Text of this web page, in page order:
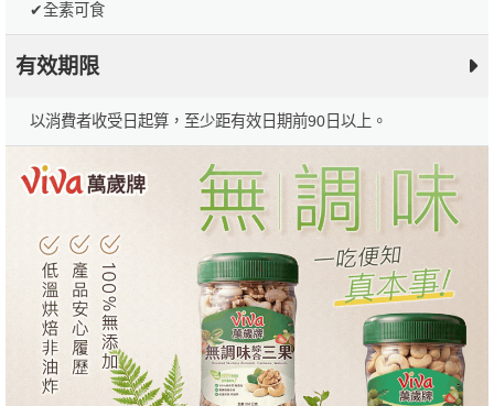
✔全素可食
有效期限
以消費者收受日起算，至少距有效日期前90日以上。